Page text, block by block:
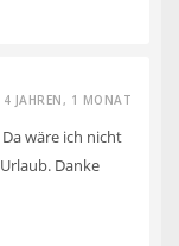
4 JAHREN, 1 MONAT
wäre ich nicht
Danke